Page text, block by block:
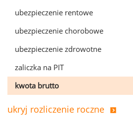
ubezpieczenie rentowe
ubezpieczenie chorobowe
ubezpieczenie zdrowotne
zaliczka na PIT
kwota brutto
ukryj rozliczenie roczne